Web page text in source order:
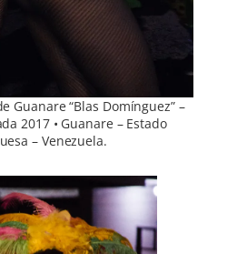
Guanare “Blas Domínguez” –
2017 • Guanare – Estado
– Venezuela.